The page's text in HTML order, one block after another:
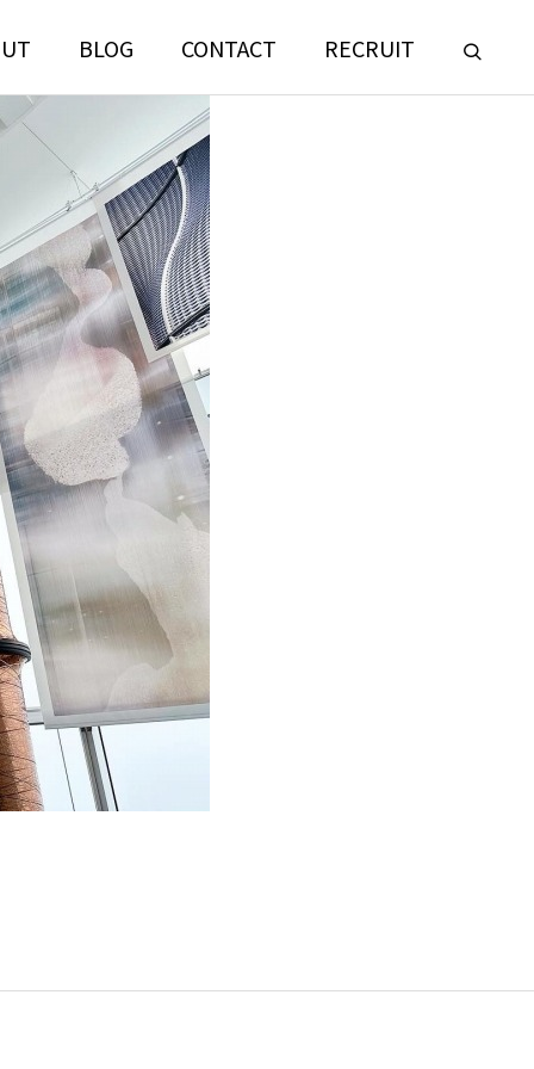
BLOG CONTACT RECRUIT
LANDSCAPE
CONSULTING
ランドスケープコンサルティング部門
ランドスケープコンサルティング部門